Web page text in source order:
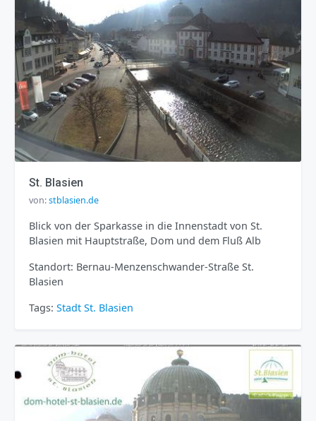
St. Blasien
von:stblasien.de
Blick von der Sparkasse in die Innenstadt von St.
Blasien mit Hauptstraße, Dom und dem Fluß Alb
Standort: Bernau-Menzenschwander-Straße St.
Blasien
Tags: Stadt St. Blasien